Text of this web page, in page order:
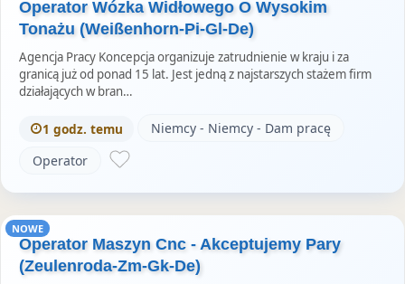
Operator Wózka Widłowego O Wysokim
Tonażu (Weißenhorn-Pi-Gl-De)
Agencja Pracy Koncepcja organizuje zatrudnienie w kraju i za
granicą już od ponad 15 lat. Jest jedną z najstarszych stażem firm
działających w bran…
1 godz. temu
Niemcy - Niemcy - Dam pracę
Operator
NOWE
Operator Maszyn Cnc - Akceptujemy Pary
(Zeulenroda-Zm-Gk-De)